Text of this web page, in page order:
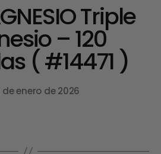
Triple
– 120
( #14471 )
de enero de 2026